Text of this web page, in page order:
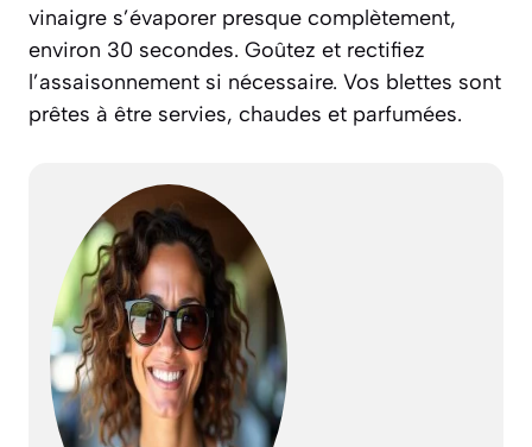
vinaigre s’évaporer presque complètement,
environ 30 secondes. Goûtez et rectifiez
l’assaisonnement si nécessaire. Vos blettes sont
prêtes à être servies, chaudes et parfumées.